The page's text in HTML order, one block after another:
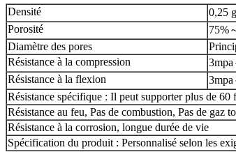
Densité
0,25
Porosité
75%
Diamètre des pores
Résistance à la compression
3mpa
Résistance à la flexion
3mpa
Résistance spécifique : Il peut supporter plus de 60
Résistance au feu, Pas de combustion, Pas de gaz
Résistance à la corrosion, longue durée de vie
Spécification du produit : Personnalisé selon les